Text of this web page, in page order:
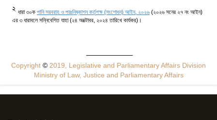
2 ধারা ৩০ক পানি সরবরাহ ও পয়ঃনিষ্কাশন কর্তৃপক্ষ (সংশোধন) আইন, ২০২৬ (২০২৬ সনের ২৭ নং আইন)
এর ৩ ধারাবলে সন্নিবেশিত যাহা (২৪ অক্টোবর, ২০২৪ তারিখে কার্যকর)।
Copyright © 2019, Legislative and Parliamentary Affairs Division
Ministry of Law, Justice and Parliamentary Affairs